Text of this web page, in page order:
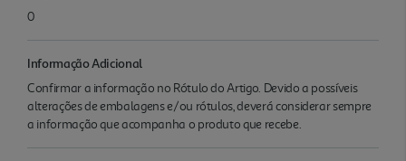
0
Informação Adicional
Confirmar a informação no Rótulo do Artigo. Devido a possíveis
alterações de embalagens e/ou rótulos, deverá considerar sempre
a informação que acompanha o produto que recebe.